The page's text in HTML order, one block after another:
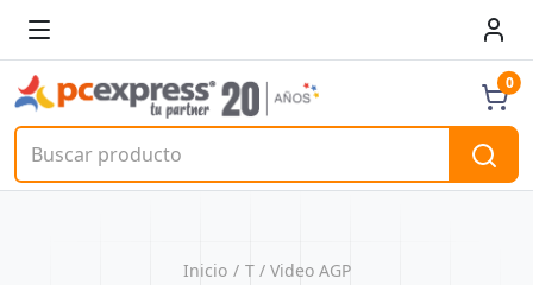
0
Inicio T / Video AGP